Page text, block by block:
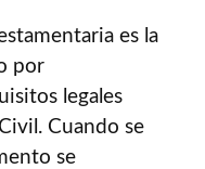
es la
por
legales
Cuando se
se